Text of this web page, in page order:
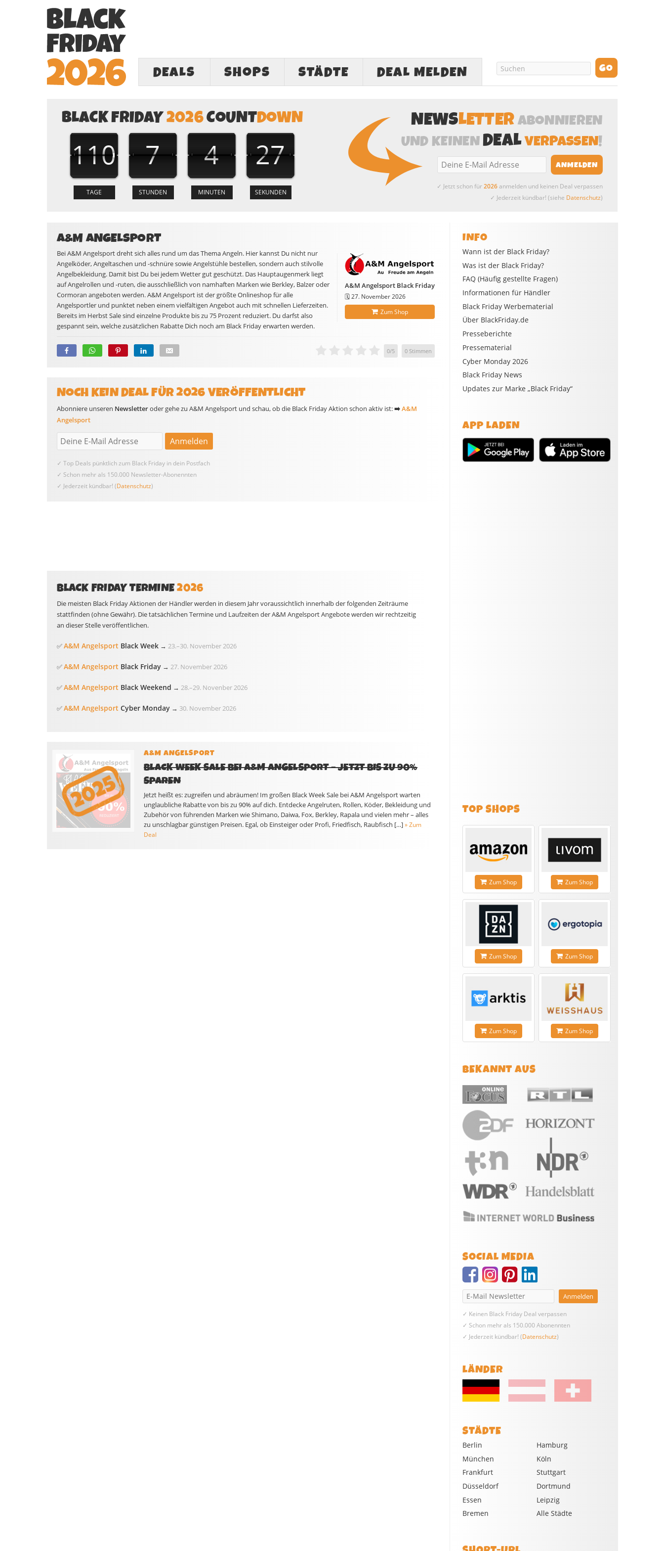
DEALS SHOPS STÄDTE DEAL MELDEN
BLACK FRIDAY2026COUNTDOWN
110 7 4 26
NEWSLETTERABONNIEREN
UND KEINENDEALVERPASSEN!
✓ Jetzt schon für2026anmelden und keinen Deal verpassen
✓ Jederzeit kündbar! (siehe Datenschutz)
A&M ANGELSPORT
A&M Angelsport Black Friday
🗓️27. November 2026
Zum Shop
Bei A&M Angelsport dreht sich alles rund um das Thema Angeln. Hier kannst Du nicht nur
Angelköder, Angeltaschen und -schnüre sowie Angelstühle bestellen, sondern auch stilvolle
Angelbekleidung. Damit bist Du bei jedem Wetter gut geschützt. Das Hauptaugenmerk liegt
auf Angelrollen und -ruten, die ausschließlich von namhaften Marken wie Berkley, Balzer oder
Cormoran angeboten werden. A&M Angelsport ist der größte Onlineshop für alle
Angelsportler und punktet neben einem vielfältigen Angebot auch mit schnellen Lieferzeiten.
Bereits im Herbst Sale sind einzelne Produkte bis zu 75 Prozent reduziert. Du darfst also
gespannt sein, welche zusätzlichen Rabatte Dich noch am Black Friday erwarten werden.
0/5 0Stimmen
NOCH KEIN DEAL FÜR 2026 VERÖFFENTLICHT
Abonniere unseren Newsletteroder gehe zu A&M Angelsport und schau, ob die Black Friday Aktion schon aktiv ist:➡️A&M
Angelsport
✓ Top Deals pünktlich zum Black Friday in dein Postfach
✓ Schon mehr als 150.000 Newsletter-Abonennten
✓ Jederzeit kündbar! (Datenschutz)
BLACK FRIDAY TERMINE2026
Die meisten Black Friday Aktionen der Händler werden in diesem Jahr voraussichtlich innerhalb der folgenden Zeiträume
stattfinden (ohne Gewähr). Die tatsächlichen Termine und Laufzeiten der A&M Angelsport Angebote werden wir rechtzeitig
an dieser Stelle veröffentlichen.
✅A&M Angelsport Black Week → 23.–30. November 2026
✅A&M Angelsport Black Friday → 27. November 2026
✅A&M Angelsport Black Weekend → 28.–29. Novenber 2026
✅A&M Angelsport Cyber Monday → 30. November 2026
A&M ANGELSPORT
BLACK WEEK SALE BEI A&M ANGELSPORT – JETZT BIS ZU 90%
SPAREN
Jetzt heißt es: zugreifen und abräumen! Im großen Black Week Sale bei A&M Angelsport warten
unglaubliche Rabatte von bis zu 90% auf dich. Entdecke Angelruten, Rollen, Köder, Bekleidung und
Zubehör von führenden Marken wie Shimano, Daiwa, Fox, Berkley, Rapala und vielen mehr – alles
zu unschlagbar günstigen Preisen. Egal, ob Einsteiger oder Profi, Friedfisch, Raubfisch […] » Zum
Deal
INFO
Wann ist der Black Friday?
Was ist der Black Friday?
FAQ (Häufig gestellte Fragen)
Informationen für Händler
Black Friday Werbematerial
Über BlackFriday.de
Presseberichte
Pressematerial
Cyber Monday 2026
Black Friday News
Updates zur Marke „Black Friday“
APP LADEN
TOP SHOPS
Zum Shop Zum Shop
Zum Shop Zum Shop
Zum Shop Zum Shop
BEKANNT AUS
SOCIAL MEDIA
✓ Keinen Black Friday Deal verpassen
✓ Schon mehr als 150.000 Abonennten
✓ Jederzeit kündbar! (Datenschutz)
LÄNDER
STÄDTE
Berlin
Hamburg
München
Köln
Frankfurt
Stuttgart
Düsseldorf
Dortmund
Essen
Leipzig
Bremen
Alle Städte